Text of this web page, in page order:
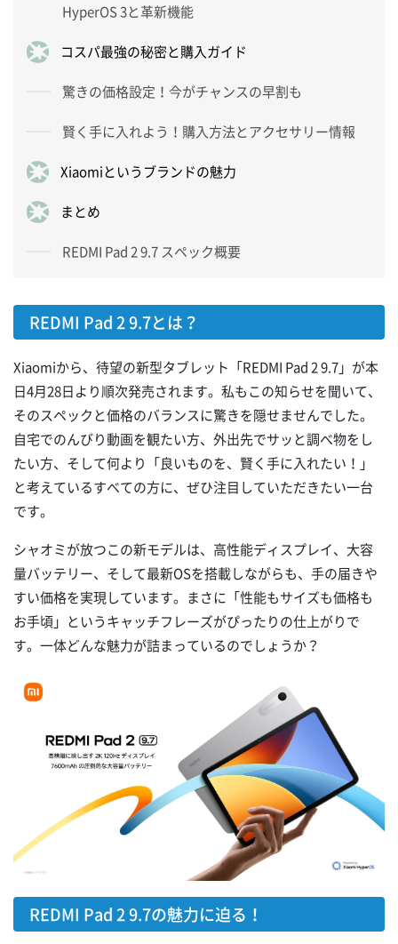
HyperOS 3と革新機能
コスパ最強の秘密と購入ガイド
驚きの価格設定！今がチャンスの早割も
賢く手に入れよう！購入方法とアクセサリー情報
Xiaomiというブランドの魅力
まとめ
REDMI Pad 2 9.7 スペック概要
REDMI Pad 2 9.7とは？
Xiaomiから、待望の新型タブレット「REDMI Pad 2 9.7」が本
日4月28日より順次発売されます。私もこの知らせを聞いて、
そのスペックと価格のバランスに驚きを隠せませんでした。
自宅でのんびり動画を観たい方、外出先でサッと調べ物をし
たい方、そして何より「良いものを、賢く手に入れたい！」
と考えているすべての方に、ぜひ注目していただきたい一台
です。
シャオミが放つこの新モデルは、高性能ディスプレイ、大容
量バッテリー、そして最新OSを搭載しながらも、手の届きや
すい価格を実現しています。まさに「性能もサイズも価格も
お手頃」というキャッチフレーズがぴったりの仕上がりで
す。一体どんな魅力が詰まっているのでしょうか？
REDMI Pad 2 9.7の魅力に迫る！